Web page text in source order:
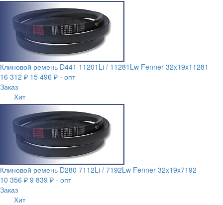
Клиновой ремень D441 11201Li / 11281Lw Fenner 32x19x11281
16 312 ₽ 15 496 ₽ - опт
Заказ
Хит
Клиновой ремень D280 7112Li / 7192Lw Fenner 32x19x7192
10 356 ₽ 9 839 ₽ - опт
Заказ
Хит